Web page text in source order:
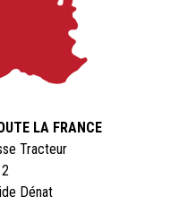
LA FRANCE
Tracteur
Dénat